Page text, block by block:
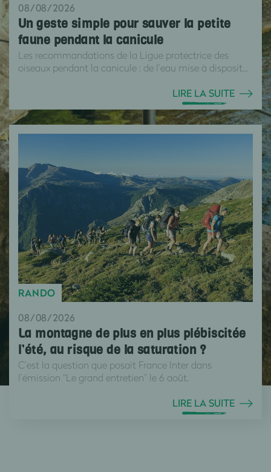
08/08/2026
Un geste simple pour sauver la petite
faune pendant la canicule
Les recommandations de la Ligue protectrice des
oiseaux pendant la canicule : de l’eau mise à disposit...
LIRE LA SUITE
RANDO
08/08/2026
La montagne de plus en plus plébiscitée
l’été, au risque de la saturation ?
C’est la question que posait France Inter dans
l’émission “Le grand entretien” le 6 août.
LIRE LA SUITE